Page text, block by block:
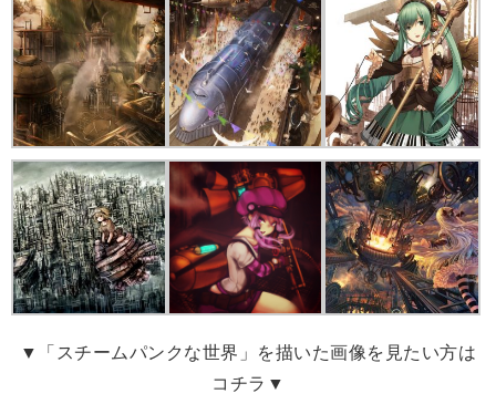
▼「スチームパンクな世界」を描いた画像を見たい方は
コチラ▼